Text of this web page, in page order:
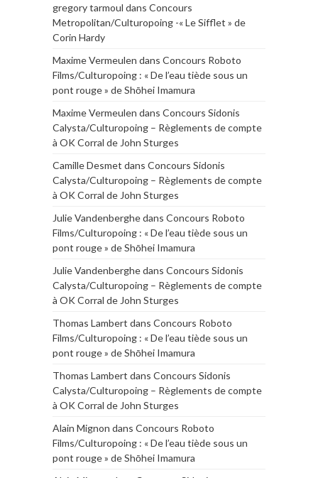
gregory tarmoul dans Concours
Metropolitan/Culturopoing -« Le Sifflet » de
Corin Hardy
Maxime Vermeulen dans Concours Roboto
Films/Culturopoing : « De l’eau tiède sous un
pont rouge » de Shōhei Imamura
Maxime Vermeulen dans Concours Sidonis
Calysta/Culturopoing – Règlements de compte
à OK Corral de John Sturges
Camille Desmet dans Concours Sidonis
Calysta/Culturopoing – Règlements de compte
à OK Corral de John Sturges
Julie Vandenberghedans Concours Roboto
Films/Culturopoing : « De l’eau tiède sous un
pont rouge » de Shōhei Imamura
Julie Vandenberghedans Concours Sidonis
Calysta/Culturopoing – Règlements de compte
à OK Corral de John Sturges
Thomas Lambert dans Concours Roboto
Films/Culturopoing : « De l’eau tiède sous un
pont rouge » de Shōhei Imamura
Thomas Lambert dans Concours Sidonis
Calysta/Culturopoing – Règlements de compte
à OK Corral de John Sturges
Alain Mignon dans Concours Roboto
Films/Culturopoing : « De l’eau tiède sous un
pont rouge » de Shōhei Imamura